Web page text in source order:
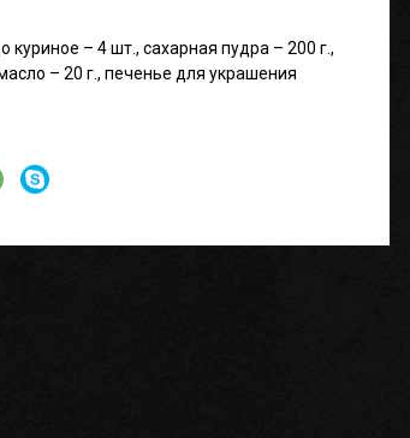
– 4 шт., сахарная пудра – 200 г.,
– 20 г., печенье для украшения